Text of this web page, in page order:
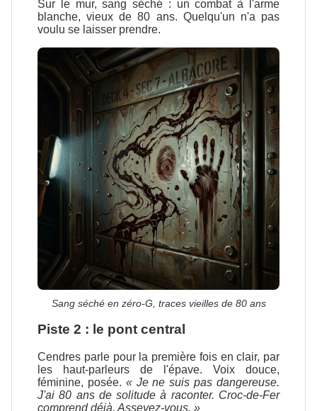
Sur le mur, sang séché : un combat à l'arme
blanche, vieux de 80 ans. Quelqu'un n'a pas
voulu se laisser prendre.
Sang séché en zéro-G, traces vieilles de 80 ans
Piste 2 : le pont central
Cendres parle pour la première fois en clair, par
les haut-parleurs de l'épave. Voix douce,
féminine, posée. « Je ne suis pas dangereuse.
J'ai 80 ans de solitude à raconter. Croc-de-Fer
comprend déjà. Asseyez-vous. »